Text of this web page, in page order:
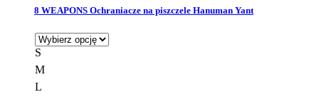
wariantów.
można
wybrać
8 WEAPONS Ochraniacze na piszczele Hanuman Yant
S
M
L